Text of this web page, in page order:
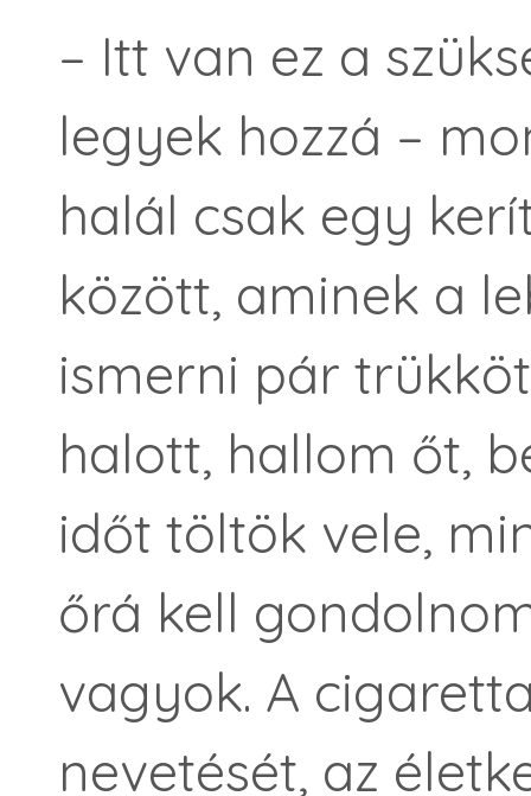
– Itt van ez a
legyek hozzá –
halál csak egy
között, aminek a
ismerni pár
halott, hallom őt,
időt töltök vele,
őrá kell
vagyok. A
nevetését, az